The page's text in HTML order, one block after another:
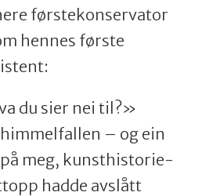
førstekonservator
hennes første
du sier nei til?»
– og ein
på meg, kunsthistorie-
hadde avslått